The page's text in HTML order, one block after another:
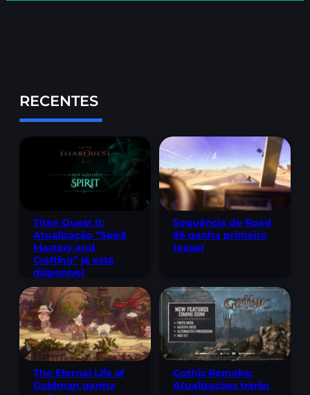
RECENTES
Titan Quest II:
Atualização “Spirit
Mastery and
Crafting” já está
disponível
Sequência de Road
96 ganha primeiro
teaser
The Eternal Life of
Goldman ganha
Gothic Remake:
Atualizações trarão